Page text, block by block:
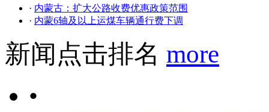
· 内蒙古：扩大公路收费优惠政策范围
· 内蒙6轴及以上运煤车辆通行费下调
新闻点击排名 more
•